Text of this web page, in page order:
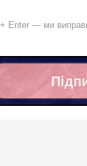
+ Enter — ми